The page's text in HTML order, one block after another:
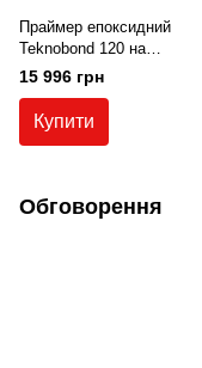
Праймер епоксидний
Teknobond 120 на
водній основі перед
нанесенням фінішних
покриттів
15 996 грн
Купити
Обговорення